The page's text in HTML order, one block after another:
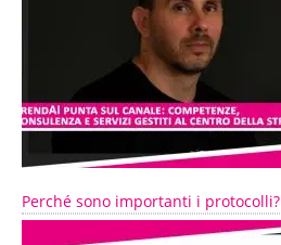
Perché sono importanti i protocolli?